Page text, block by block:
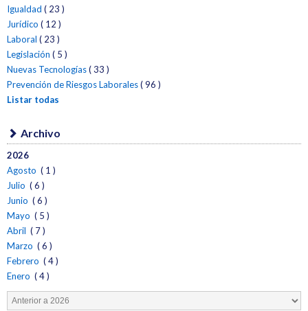
Igualdad ( 23 )
Jurídico ( 12 )
Laboral ( 23 )
Legislación ( 5 )
Nuevas Tecnologías( 33 )
Prevención de Riesgos Laborales( 96 )
Listar todas
Archivo
2026
Agosto ( 1 )
Julio ( 6 )
Junio ( 6 )
Mayo ( 5 )
Abril ( 7 )
Marzo ( 6 )
Febrero ( 4 )
Enero ( 4 )